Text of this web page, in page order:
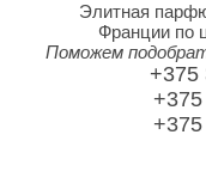
Элитная
Франции по
Поможем
+375